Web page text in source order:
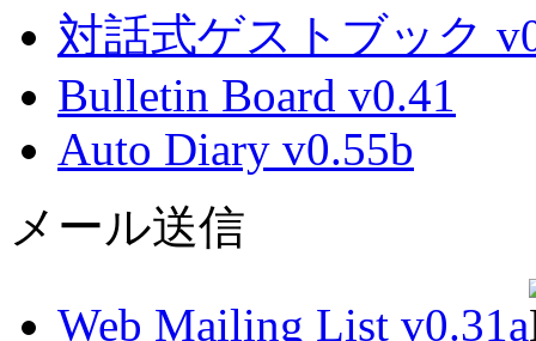
対話式ゲストブック
Bulletin Board v0.41
Auto Diary v0.55b
メール送信
Web Mailing List v0.31a